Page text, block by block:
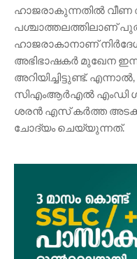
ഹാജരാകുന്നതിൽ വീണ
പശ്ചാത്തലത്തിലാണ്
ഹാജരാകാനാണ്
അഭിഭാഷകർ മുഖേന
അറിയിച്ചിട്ടുണ്ട്.
സിഎംആർഎൽ എംഡി
ശരൻ എസ് കർത്ത
ചോദ്യം ചെയ്യുന്നത്.